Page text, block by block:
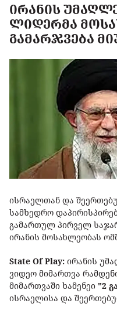
ᲘᲠᲐᲜᲘᲡ
ᲚᲘᲓᲔᲠᲛᲐ
ᲒᲐᲛᲐᲠᲯᲕᲔᲑᲐ
ისრაელთან და
სამხედრო
გამართულ პირველ
ირანის მოსახლეობას
State Of Play: ირანის
ვიდეო მიმართვა
მიმართვაში ხამენეი "2
ისრაელისა და